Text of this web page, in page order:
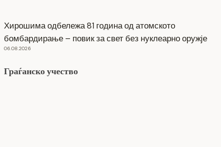
Хирошима одбележа 81 година од атомското
бомбардирање – повик за свет без нуклеарно оружје
06.08.2026
Граѓанско учество